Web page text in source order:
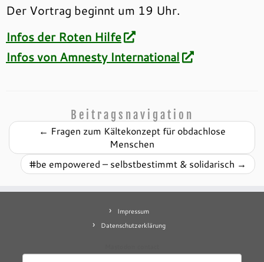
Der Vortrag beginnt um 19 Uhr.
Infos der Roten Hilfe
Infos von Amnesty International
Beitragsnavigation
← Fragen zum Kältekonzept für obdachlose
Menschen
#be empowered – selbstbestimmt & solidarisch →
Impressum
Datenschutzerklärung